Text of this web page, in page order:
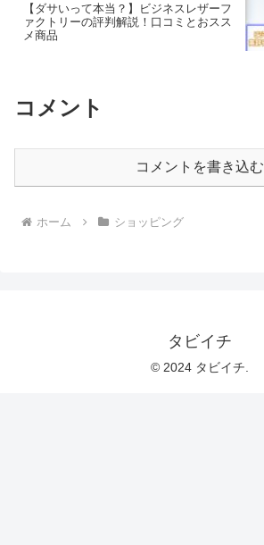
【ダサいって本当？】ビジネスレザーフ
ァクトリーの評判解説！口コミとおスス
メ商品
コメント
コメントを書き込む
ホーム ショッピング
タビイチ
© 2024 タビイチ.